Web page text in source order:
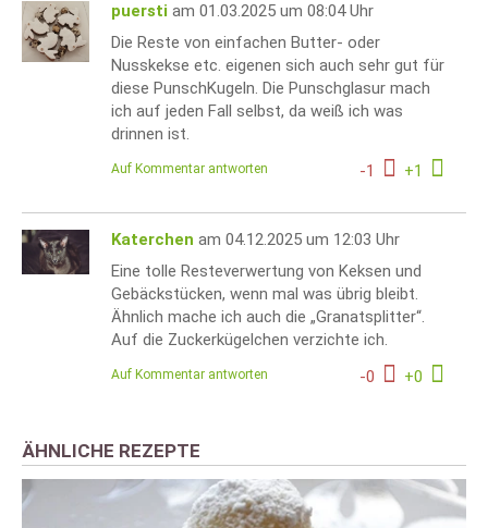
puersti am 01.03.2025 um 08:04 Uhr
Die Reste von einfachen Butter- oder
Nusskekse etc. eigenen sich auch sehr gut für
diese PunschKugeln. Die Punschglasur mach
ich auf jeden Fall selbst, da weiß ich was
drinnen ist.
-1 +1
Auf Kommentar antworten
Katerchen am 04.12.2025 um 12:03 Uhr
Eine tolle Resteverwertung von Keksen und
Gebäckstücken, wenn mal was übrig bleibt.
Ähnlich mache ich auch die „Granatsplitter“.
Auf die Zuckerkügelchen verzichte ich.
-0 +0
Auf Kommentar antworten
ÄHNLICHE REZEPTE